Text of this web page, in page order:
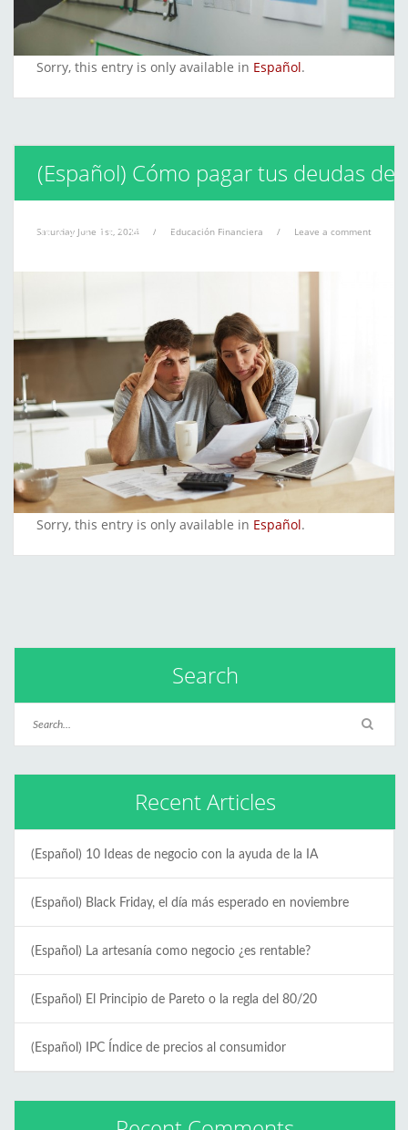
Sorry, this entry is only available in Español.
(Español) Cómo pagar tus deudas de
manera eficiente
Saturday June 1st, 2024 / Educación Financiera / Leave a comment
Sorry, this entry is only available in Español.
Search
Recent Articles
(Español) 10 Ideas de negocio con la ayuda de la IA
(Español) Black Friday, el día más esperado en noviembre
(Español) La artesanía como negocio ¿es rentable?
(Español) El Principio de Pareto o la regla del 80/20
(Español) IPC Índice de precios al consumidor